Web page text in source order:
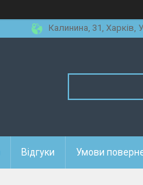
Калинина, 31, Харків,
Відгуки Умови